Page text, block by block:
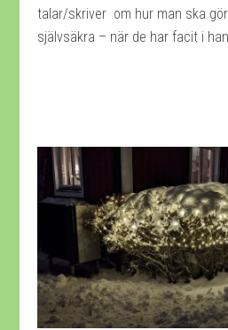
talar/skriver om hur man ska
självsäkra – när de har facit i